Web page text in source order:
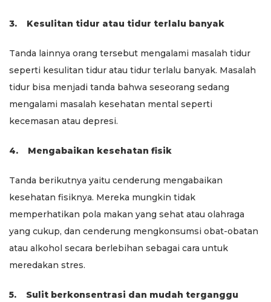
3. Kesulitan tidur atau tidur terlalu banyak
Tanda lainnya orang tersebut mengalami masalah tidur
seperti kesulitan tidur atau tidur terlalu banyak. Masalah
tidur bisa menjadi tanda bahwa seseorang sedang
mengalami masalah kesehatan mental seperti
kecemasan atau depresi.
4. Mengabaikan kesehatan fisik
Tanda berikutnya yaitu cenderung mengabaikan
kesehatan fisiknya. Mereka mungkin tidak
memperhatikan pola makan yang sehat atau olahraga
yang cukup, dan cenderung mengkonsumsi obat-obatan
atau alkohol secara berlebihan sebagai cara untuk
meredakan stres.
5. Sulit berkonsentrasi dan mudah terganggu